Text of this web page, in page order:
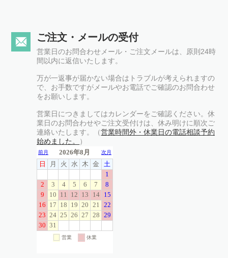
ご注文・メールの受付
営業日のお問合わせメール・ご注文メールは、原則24時
間以内に返信いたします。
万が一返事が届かない場合はトラブルが考えられますの
で、お手数ですがメールやお電話でご確認のお問合わせ
をお願いします。
営業日につきましてはカレンダーをご確認ください。休
業日のお問合わせやご注文受付けは、休み明けに順次ご
連絡いたします。（営業時間外・休業日の電話相談予約
始めました。
）